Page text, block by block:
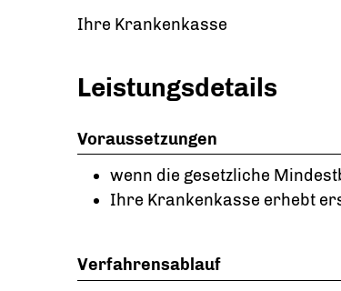
Ihre Krankenkasse
Leistungsdetails
Voraussetzungen
wenn die gesetzliche
Ihre Krankenkasse erhebt
Verfahrensablauf